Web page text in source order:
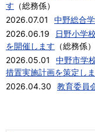
す （総務係）
2026.07.01
中野総合
2026.06.19
日野小学
を開催します （総務係）
2026.05.01
中野市学
措置実施計画を策定し
2026.04.30
教育委員